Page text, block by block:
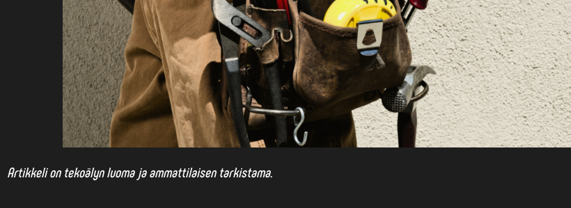
Artikkeli on tekoälyn luoma ja ammattilaisen tarkistama.